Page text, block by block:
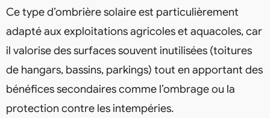
Ce type d’ombrière solaire est particulièrement
adapté aux exploitations agricoles et aquacoles, car
il valorise des surfaces souvent inutilisées (toitures
de hangars, bassins, parkings) tout en apportant des
bénéfices secondaires comme l’ombrage ou la
protection contre les intempéries.